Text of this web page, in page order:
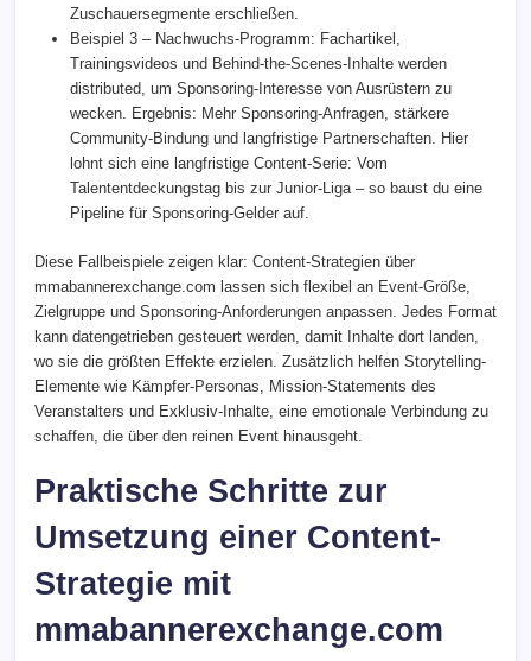
Zuschauersegmente erschließen.
Beispiel 3 – Nachwuchs-Programm: Fachartikel,
Trainingsvideos und Behind-the-Scenes-Inhalte werden
distributed, um Sponsoring-Interesse von Ausrüstern zu
wecken. Ergebnis: Mehr Sponsoring-Anfragen, stärkere
Community-Bindung und langfristige Partnerschaften. Hier
lohnt sich eine langfristige Content-Serie: Vom
Talententdeckungstag bis zur Junior-Liga – so baust du eine
Pipeline für Sponsoring-Gelder auf.
Diese Fallbeispiele zeigen klar: Content-Strategien über
mmabannerexchange.com lassen sich flexibel an Event-Größe,
Zielgruppe und Sponsoring-Anforderungen anpassen. Jedes Format
kann datengetrieben gesteuert werden, damit Inhalte dort landen,
wo sie die größten Effekte erzielen. Zusätzlich helfen Storytelling-
Elemente wie Kämpfer-Personas, Mission-Statements des
Veranstalters und Exklusiv-Inhalte, eine emotionale Verbindung zu
schaffen, die über den reinen Event hinausgeht.
Praktische Schritte zur
Umsetzung einer Content-
Strategie mit
mmabannerexchange.com